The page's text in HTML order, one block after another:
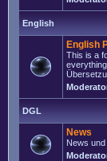
English
English
This is a
DGL
News
News